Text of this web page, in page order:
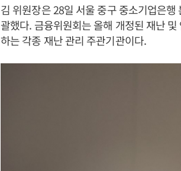
김 위원장은 28일 서울 중구 중소기업은행
괄했다. 금융위원회는 올해 개정된 재난
하는 각종 재난 관리 주관기관이다.